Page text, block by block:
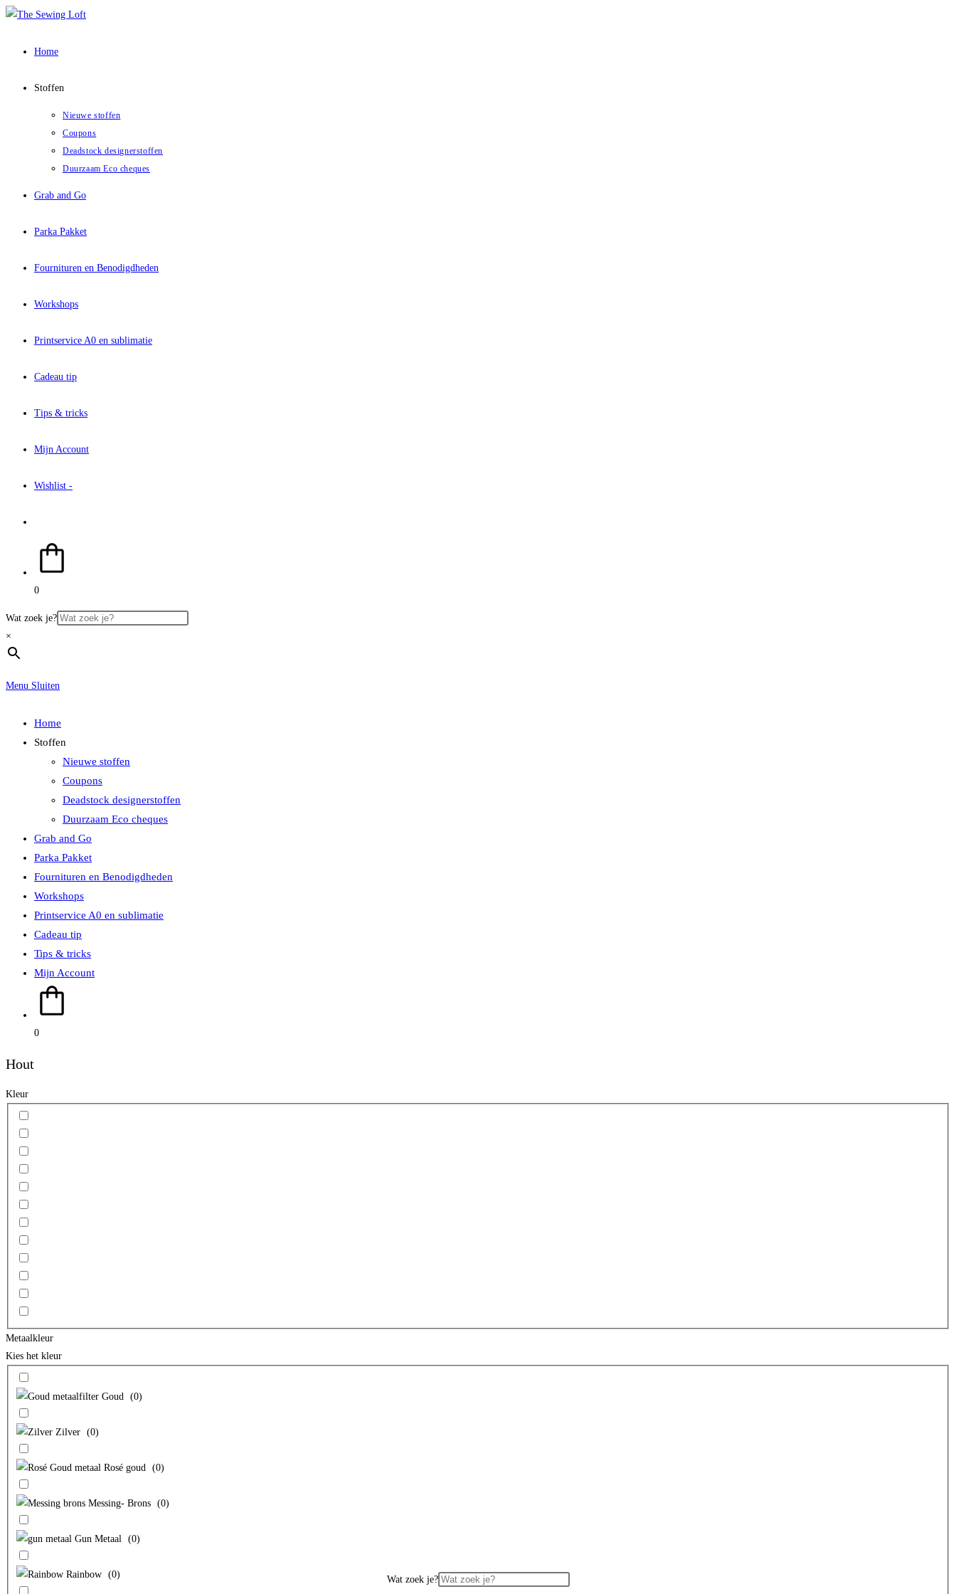
Ga
inhoud
Home
Stoffen
Nieuwe stoffen
Coupons
Deadstock designerstoffen
Duurzaam Eco cheques
Grab and Go
Parka Pakket
Fournituren en Benodigdheden
Workshops
Printservice A0 en sublimatie
Cadeau tip
Tips & tricks
Mijn Account
Wishlist -
site
zoeken
0
Wat zoek je?
×
Menu Sluiten
Wat zoek je?
Home
Stoffen
Nieuwe stoffen
Coupons
Deadstock designerstoffen
Duurzaam Eco cheques
Grab and Go
Parka Pakket
Fournituren en Benodigdheden
Workshops
Printservice A0 en sublimatie
Cadeau tip
Tips & tricks
Mijn Account
0
Hout
Kleur
Metaalkleur
Kies het kleur
Goud (0)
Zilver (0)
Rosé goud (0)
Messing- Brons (0)
Gun Metaal (0)
Rainbow (0)